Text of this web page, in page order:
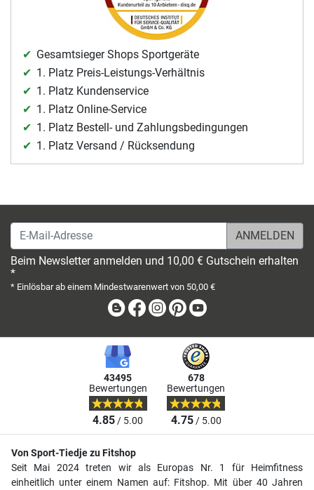
Gesamtsieger Shops Sportgeräte
1. Platz Preis-Leistungs-Verhältnis
1. Platz Kundenservice
1. Platz Online-Service
1. Platz Bestell- und Zahlungsbedingungen
1. Platz Versand / Rücksendung
E-Mail-Adresse
Beim Newsletter anmelden und 10,00 € Gutschein erhalten
*
* Einlösbar ab einem Mindestwarenwert von 50,00 €
BlogFacebook
Instagram
Pinterest
43495
Bewertungen
4.85/ 5.00
678
Bewertungen
4.75/ 5.00
Von Sport-Tiedje zu Fitshop
Seit Mai 2024 treten wir als Europas Nr. 1 für Heimfitness
einheitlich unter einem Namen auf: Fitshop. Mit über 40 Jahren